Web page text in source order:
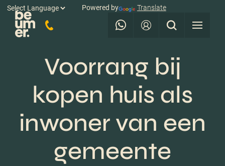
Powered by Translate
Voorrang bij
kopen huis als
inwoner van een
gemeente